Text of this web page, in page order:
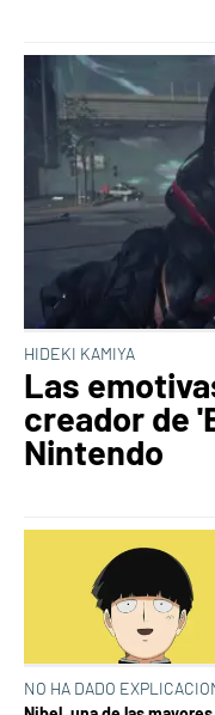
HIDEKI KAMIYA
Las
creador de
Nintendo
NO HA DADO